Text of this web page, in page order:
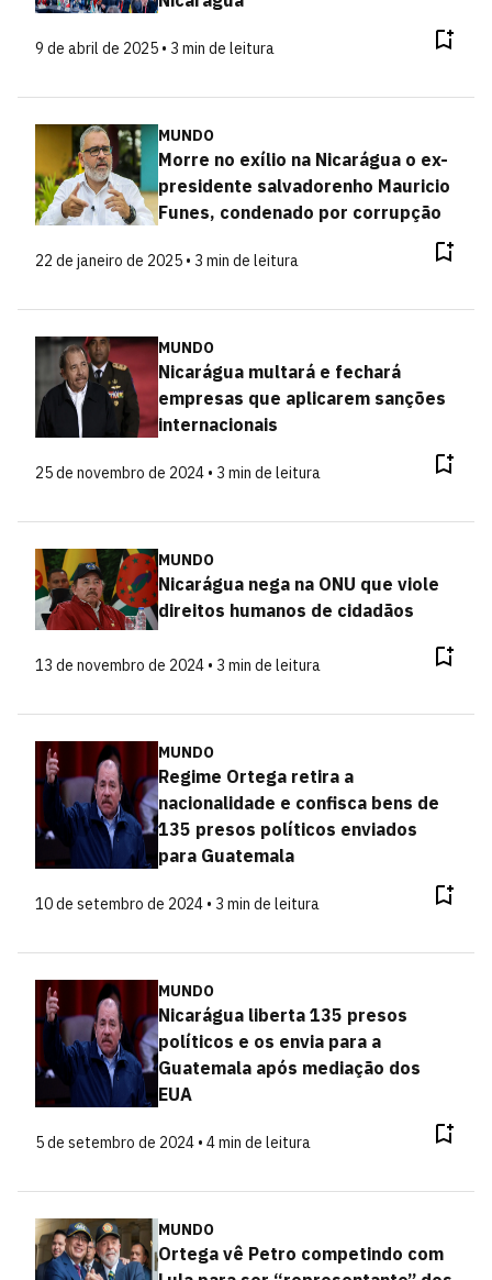
9 de abril de 2025 • 3 min de leitura
MUNDO
Morre no exílio na Nicarágua o ex-
presidente salvadorenho Mauricio
Funes, condenado por corrupção
22 de janeiro de 2025 • 3 min de leitura
MUNDO
Nicarágua multará e fechará
empresas que aplicarem sanções
internacionais
25 de novembro de 2024 • 3 min de leitura
MUNDO
Nicarágua nega na ONU que viole
direitos humanos de cidadãos
13 de novembro de 2024 • 3 min de leitura
MUNDO
Regime Ortega retira a
nacionalidade e confisca bens de
135 presos políticos enviados
para Guatemala
10 de setembro de 2024 • 3 min de leitura
MUNDO
Nicarágua liberta 135 presos
políticos e os envia para a
Guatemala após mediação dos
EUA
5 de setembro de 2024 • 4 min de leitura
MUNDO
Ortega vê Petro competindo com